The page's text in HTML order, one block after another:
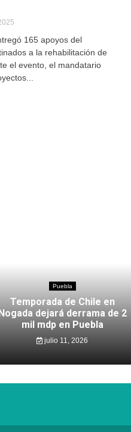
165 apoyos del
a la rehabilitación de
el evento, el mandatario
Puebla
Temporada de Chile en
dejará derrama de 2
mil mdp en Puebla
julio 11, 2026